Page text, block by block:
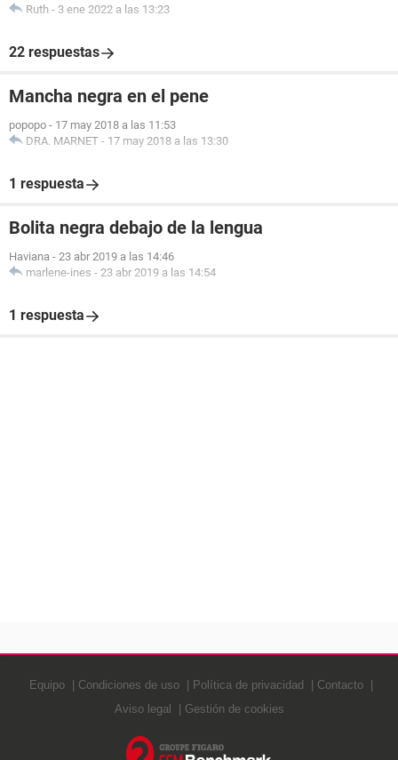
Ruth - 3 ene 2022 a las 13:23
22 respuestas
Mancha negra en el pene
popopo - 17 may 2018 a las 11:53
DRA. MARNET - 17 may 2018 a las 13:30
1 respuesta
Bolita negra debajo de la lengua
Haviana - 23 abr 2019 a las 14:46
marlene-ines - 23 abr 2019 a las 14:54
1 respuesta
Equipo Condiciones de uso Política de privacidad
Contacto
Aviso legal
Gestión de cookies